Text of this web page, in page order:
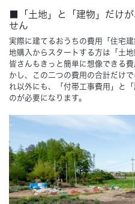
■「土地」と「建物」だけ
せん
実際に建てるおうちの費用「住宅
地購入からスタートする方は「土
皆さんもきっと簡単に想像できる
かし、この二つの費用の合計だけ
れ以外にも、「付帯工事費用」と
のが必要になります。